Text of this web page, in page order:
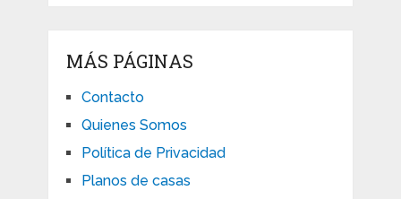
MÁS PÁGINAS
Contacto
Quienes Somos
Política de Privacidad
Planos de casas